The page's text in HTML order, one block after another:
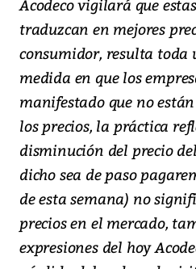
Acodeco vigilará que
traduzcan en mejores
consumidor, resulta toda
medida en que los
manifestado que no
los precios, la práctica
disminución del precio
dicho sea de paso
de esta semana) no
precios en el mercado,
expresiones del hoy